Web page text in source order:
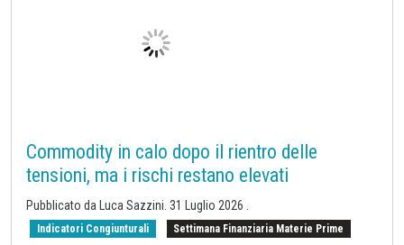
Commodity in calo dopo il rientro delle
tensioni, ma i rischi restano elevati